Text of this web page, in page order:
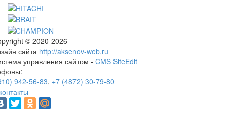
© 2020-2026
сайта http://aksenov-web.ru
управления сайтом - CMS SiteEdit
942-56-83, +7 (4872) 30-79-80